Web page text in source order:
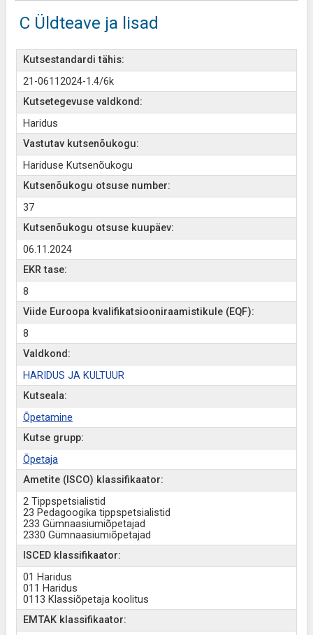
C Üldteave ja lisad
Kutsestandardi tähis:
21-06112024-1.4/6k
Kutsetegevuse valdkond:
Haridus
Vastutav kutsenõukogu:
Hariduse Kutsenõukogu
Kutsenõukogu otsuse number:
37
Kutsenõukogu otsuse kuupäev:
06.11.2024
EKR tase:
8
Viide Euroopa kvalifikatsiooniraamistikule (EQF):
8
Valdkond:
HARIDUS JA KULTUUR
Kutseala:
Õpetamine
Kutse grupp:
Õpetaja
Ametite (ISCO) klassifikaator:
2 Tippspetsialistid
23 Pedagoogika tippspetsialistid
233 Gümnaasiumiõpetajad
2330 Gümnaasiumiõpetajad
ISCED klassifikaator:
01 Haridus
011 Haridus
0113 Klassiõpetaja koolitus
EMTAK klassifikaator: